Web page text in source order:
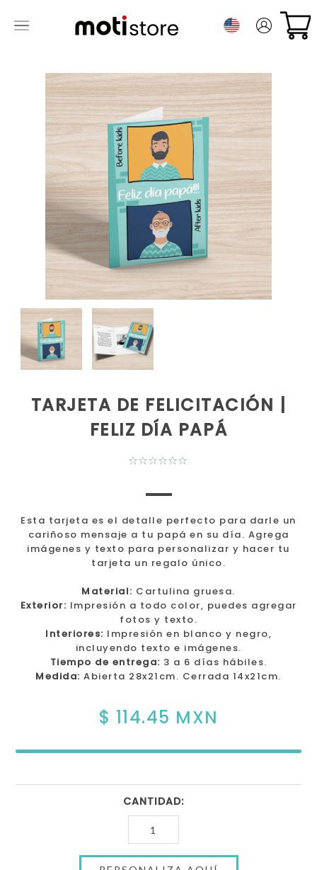
TARJETA DE FELICITACIÓN |
FELIZ DÍA PAPÁ
Esta tarjeta es el detalle perfecto para darle un
cariñoso mensaje a tu papá en su día. Agrega
imágenes y texto para personalizar y hacer tu
tarjeta un regalo único.
Material: Cartulina gruesa.
Exterior: Impresión a todo color, puedes agregar
fotos y texto.
Interiores: Impresión en blanco y negro,
incluyendo texto e imágenes.
Tiempo de entrega: 3 a 6 días hábiles.
Medida: Abierta 28x21cm. Cerrada 14x21cm.
$ 114.45 MXN
CANTIDAD: